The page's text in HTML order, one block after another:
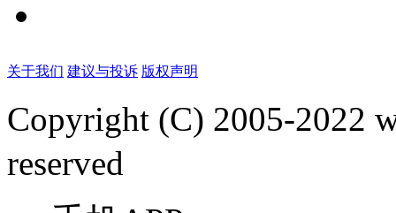
关于我们 建议与投诉 版权声明
Copyright (C) 2005-2022
reserved